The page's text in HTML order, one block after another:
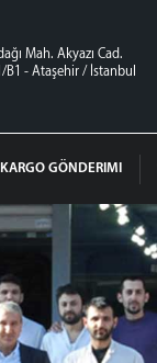
Mah. Akyazı Cad.
B1 - Ataşehir / İstanbul
KARGO GÖNDERIMI